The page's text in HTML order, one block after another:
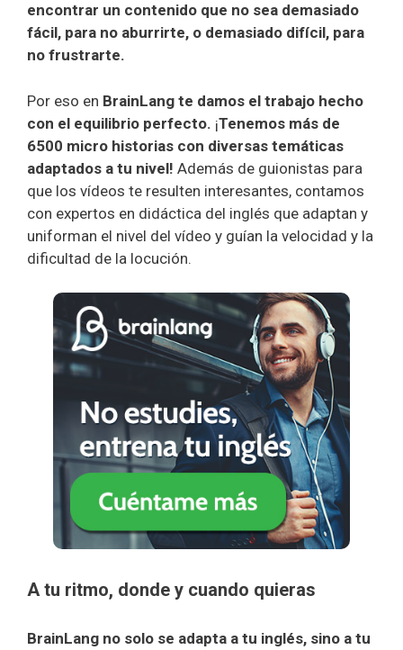
encontrar un contenido que no sea demasiado
fácil, para no aburrirte, o demasiado difícil, para
no frustrarte.
Por eso en BrainLang te damos el trabajo hecho
con el equilibrio perfecto. ¡Tenemos más de
6500 micro historias con diversas temáticas
adaptados a tu nivel! Además de guionistas para
que los vídeos te resulten interesantes, contamos
con expertos en didáctica del inglés que adaptan y
uniforman el nivel del vídeo y guían la velocidad y la
dificultad de la locución.
A tu ritmo, donde y cuando quieras
BrainLang no solo se adapta a tu inglés, sino a tu